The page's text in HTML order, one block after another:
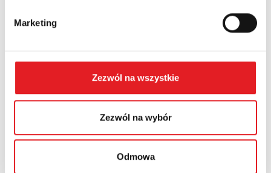
Marketing
Zezwól na wszystkie
Zezwól na wybór
Odmowa
Treść: *
Wyrażam zgodę na przetwarzanie moich danych
temat przetwarzania danych osobowych wPolityce